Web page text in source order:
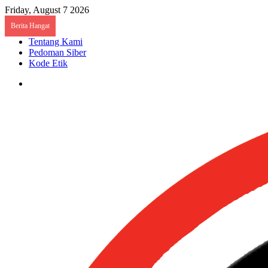
Friday, August 7 2026
Berita Hangat
Tentang Kami
Pedoman Siber
Kode Etik